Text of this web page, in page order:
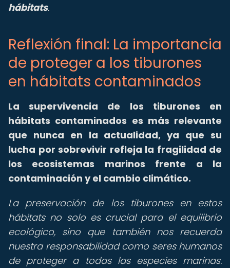
hábitats.
Reflexión final: La importancia
de proteger a los tiburones
en hábitats contaminados
La supervivencia de los tiburones en
hábitats contaminados es más relevante
que nunca en la actualidad, ya que su
lucha por sobrevivir refleja la fragilidad de
los ecosistemas marinos frente a la
contaminación y el cambio climático.
La preservación de los tiburones en estos
hábitats no solo es crucial para el equilibrio
ecológico, sino que también nos recuerda
nuestra responsabilidad como seres humanos
de proteger a todas las especies marinas.